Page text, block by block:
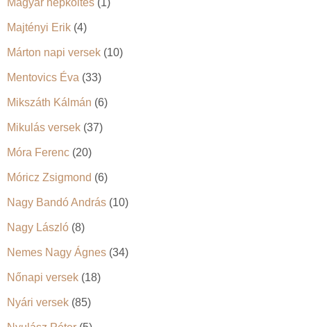
Majtényi Erik (4)
Márton napi versek (10)
Mentovics Éva (33)
Mikszáth Kálmán (6)
Mikulás versek (37)
Móra Ferenc (20)
Móricz Zsigmond (6)
Nagy Bandó András (10)
Nagy László (8)
Nemes Nagy Ágnes (34)
Nőnapi versek (18)
Nyári versek (85)